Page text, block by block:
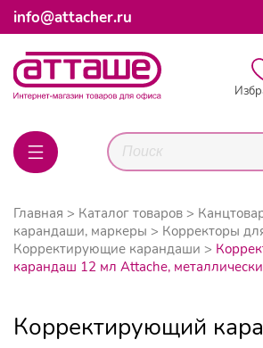
info@attacher.ru
Главная Каталог товаров
карандаши, маркеры
Корректоры
Корректирующие карандаши
карандаш 12 мл Attache,
Корректирующий